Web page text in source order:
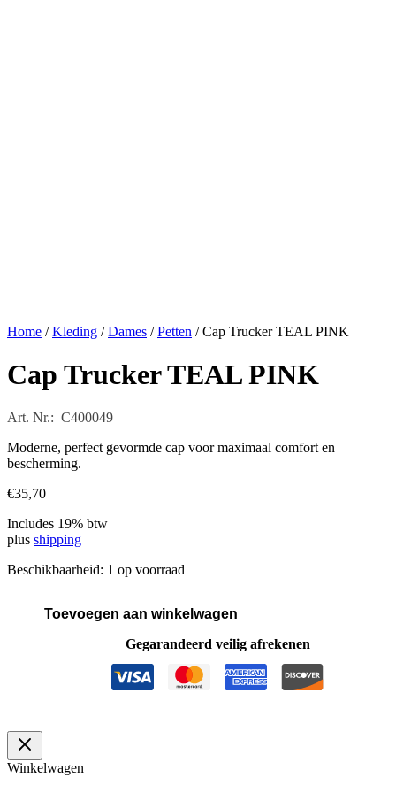
Home /Kleding /Dames /Petten / Cap Trucker TEAL PINK
Cap Trucker TEAL PINK
Art. Nr.: C400049
Moderne, perfect gevormde cap voor maximaal comfort en
bescherming.
€35,70
Includes 19% btw
plus shipping
Beschikbaarheid: 1 op voorraad
Toevoegen aan winkelwagen
Gegarandeerd veilig afrekenen
Winkelwagen